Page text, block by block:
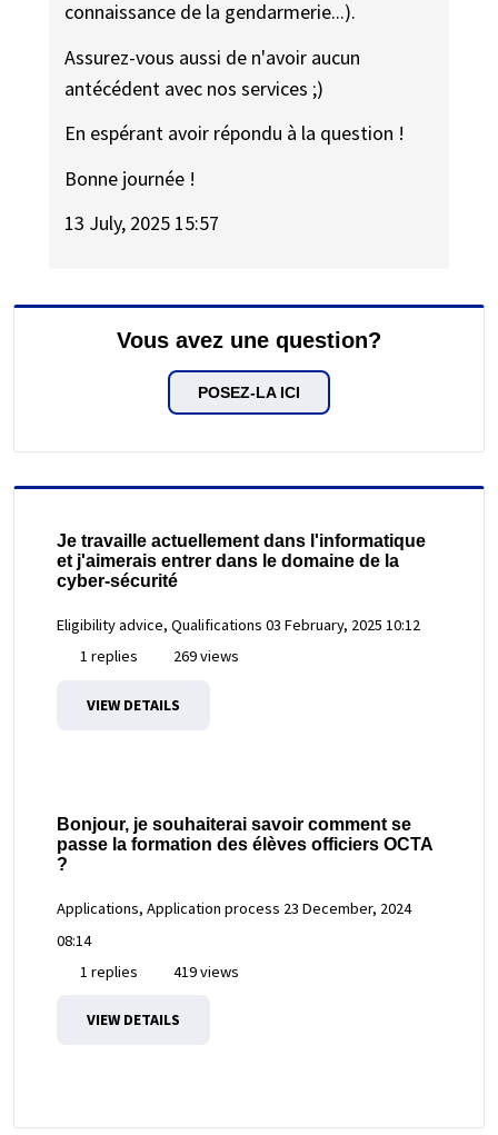
connaissance de la gendarmerie...).
Assurez-vous aussi de n'avoir aucun
antécédent avec nos services ;)
En espérant avoir répondu à la question !
Bonne journée !
13 July, 2025 15:57
Vous avez une question?
POSEZ-LA ICI
Je travaille actuellement dans l'informatique
et j'aimerais entrer dans le domaine de la
cyber-sécurité
Eligibility advice, Qualifications 03 February, 2025 10:12
1 replies
269 views
VIEW DETAILS
Bonjour, je souhaiterai savoir comment se
passe la formation des élèves officiers OCTA
?
Applications, Application process 23 December, 2024
08:14
1 replies
419 views
VIEW DETAILS